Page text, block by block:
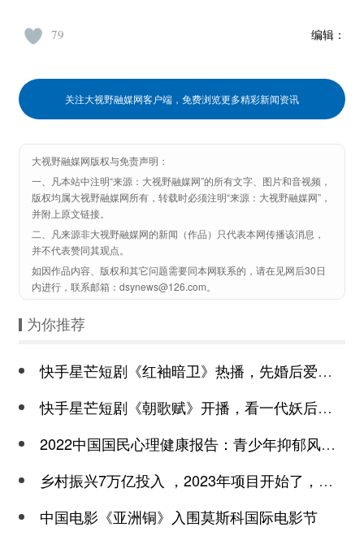
编辑：
79
关注大视野融媒网客户端，免费浏览更多精彩新闻资讯
大视野融媒网版权与免责声明：
一、凡本站中注明“来源：大视野融媒网”的所有文字、图片和音视频，
版权均属大视野融媒网所有，转载时必须注明“来源：大视野融媒网”，
并附上原文链接。
二、凡来源非大视野融媒网的新闻（作品）只代表本网传播该消息，
并不代表赞同其观点。
如因作品内容、版权和其它问题需要同本网联系的，请在见网后30日
内进行，联系邮箱：dsynews@126.com。
为你推荐
快手星芒短剧《红袖暗卫》热播，先婚后爱诠释别样浪漫
快手星芒短剧《朝歌赋》开播，看一代妖后与心机皇上极限拉扯
2022中国国民心理健康报告：青少年抑郁风险高于成年
乡村振兴7万亿投入 ，2023年项目开始了，总有一个适合你
中国电影《亚洲铜》入围莫斯科国际电影节